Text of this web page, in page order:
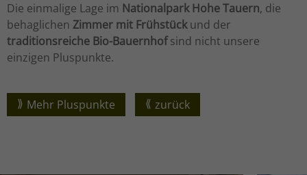
Die einmalige Lage im Nationalpark Hohe Tauern, die
behaglichen Zimmer mit Frühstückund der
traditionsreiche Bio-Bauernhofsind nicht unsere
einzigen Pluspunkte.
Mehr Pluspunkte zurück